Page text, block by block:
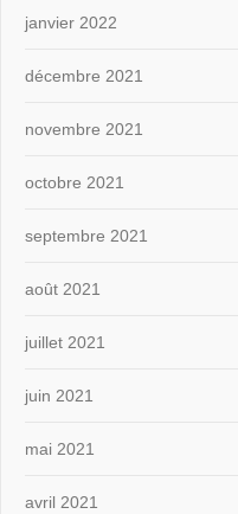
janvier 2022
décembre 2021
novembre 2021
octobre 2021
septembre 2021
août 2021
juillet 2021
juin 2021
mai 2021
avril 2021